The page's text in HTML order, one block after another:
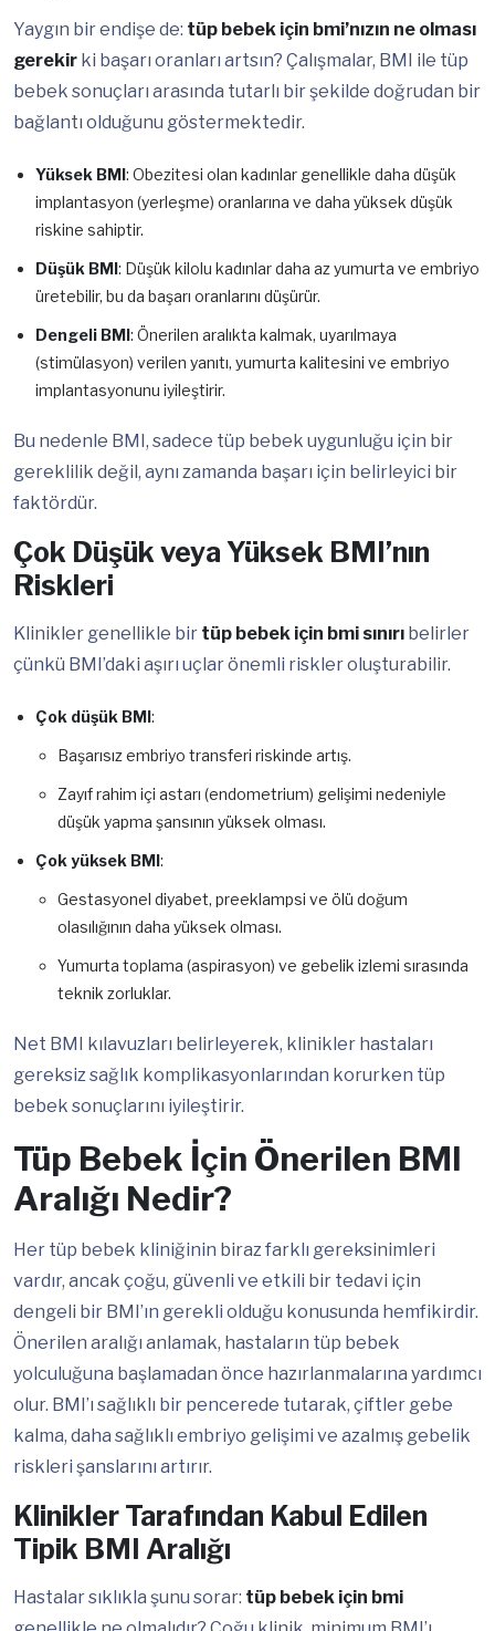
Yaygın bir endişe de: tüp bebek için bmi’nızın ne olması
gerekir ki başarı oranları artsın? Çalışmalar, BMI ile tüp
bebek sonuçları arasında tutarlı bir şekilde doğrudan bir
bağlantı olduğunu göstermektedir.
Yüksek BMI: Obezitesi olan kadınlar genellikle daha düşük
implantasyon (yerleşme) oranlarına ve daha yüksek düşük
riskine sahiptir.
Düşük BMI: Düşük kilolu kadınlar daha az yumurta ve embriyo
üretebilir, bu da başarı oranlarını düşürür.
Dengeli BMI: Önerilen aralıkta kalmak, uyarılmaya
(stimülasyon) verilen yanıtı, yumurta kalitesini ve embriyo
implantasyonunu iyileştirir.
Bu nedenle BMI, sadece tüp bebek uygunluğu için bir
gereklilik değil, aynı zamanda başarı için belirleyici bir
faktördür.
Çok Düşük veya Yüksek BMI’nın
Riskleri
Klinikler genellikle bir tüp bebek için bmi sınırı belirler
çünkü BMI’daki aşırı uçlar önemli riskler oluşturabilir.
Çok düşük BMI:
Başarısız embriyo transferi riskinde artış.
Zayıf rahim içi astarı (endometrium) gelişimi nedeniyle
düşük yapma şansının yüksek olması.
Çok yüksek BMI:
Gestasyonel diyabet, preeklampsi ve ölü doğum
olasılığının daha yüksek olması.
Yumurta toplama (aspirasyon) ve gebelik izlemi sırasında
teknik zorluklar.
Net BMI kılavuzları belirleyerek, klinikler hastaları
gereksiz sağlık komplikasyonlarından korurken tüp
bebek sonuçlarını iyileştirir.
Tüp Bebek İçin Önerilen BMI
Aralığı Nedir?
Her tüp bebek kliniğinin biraz farklı gereksinimleri
vardır, ancak çoğu, güvenli ve etkili bir tedavi için
dengeli bir BMI’ın gerekli olduğu konusunda hemfikirdir.
Önerilen aralığı anlamak, hastaların tüp bebek
yolculuğuna başlamadan önce hazırlanmalarına yardımcı
olur. BMI’ı sağlıklı bir pencerede tutarak, çiftler gebe
kalma, daha sağlıklı embriyo gelişimi ve azalmış gebelik
riskleri şanslarını artırır.
Klinikler Tarafından Kabul Edilen
Tipik BMI Aralığı
Hastalar sıklıkla şunu sorar: tüp bebek için bmi